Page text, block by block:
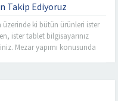
yansıtıyoruz. Rahmet’i
ebedi
fiyat seçeneklerini sizelere
sahibiz. Mezarlık
Takip Ediyoruz
ki bütün ürünleri ister
ister tablet bilgisayarınız
Mezar yapımı konusunda
ve firmamız
yakından takip...